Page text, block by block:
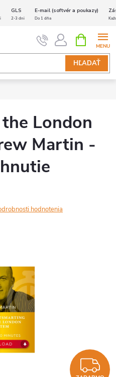
GLS E-mail (softvér a poukazy)
2-3 dni Do 1 dňa
HĽADAŤ
KOŠÍK
London
Martin -
hodnotenia